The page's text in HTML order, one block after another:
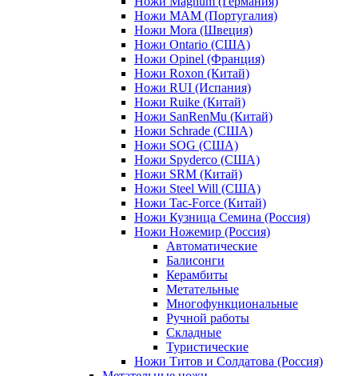
Ножи MAM (Португалия)
Ножи Mora (Швеция)
Ножи Ontario (США)
Ножи Opinel (Франция)
Ножи Roxon (Китай)
Ножи RUI (Испания)
Ножи Ruike (Китай)
Ножи SanRenMu (Китай)
Ножи Schrade (США)
Ножи SOG (США)
Ножи Spyderco (США)
Ножи SRM (Китай)
Ножи Steel Will (США)
Ножи Tac-Force (Китай)
Ножи Кузница Семина (Россия)
Ножи Ножемир (Россия)
Автоматические
Балисонги
Керамбиты
Метательные
Многофункциональные
Ручной работы
Складные
Туристические
Ножи Титов и Солдатова (Россия)